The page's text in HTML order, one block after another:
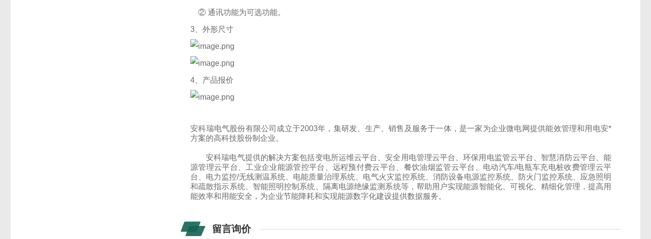
② 通讯功能为可选功能。
3、外形尺寸
4、产品报价
安科瑞电气股份有限公司成立于2003年，集研发、生产、销售及服务于一体，是一家为企业微电网提供能效管理和用电安*
方案的高科技股份制企业。
安科瑞电气提供的解决方案包括变电所运维云平台、安全用电管理云平台、环保用电监管云平台、智慧消防云平台、能
源管理云平台、工业企业能源管控平台、远程预付费云平台、餐饮油烟监管云平台、电动汽车/电瓶车充电桩收费管理云平
台、电力监控/无线测温系统、电能质量治理系统、电气火灾监控系统、消防设备电源监控系统、防火门监控系统、应急照明
和疏散指示系统、智能照明控制系统、隔离电源绝缘监测系统等，帮助用户实现能源智能化、可视化、精细化管理，提高用
能效率和用能安全，为企业节能降耗和实现能源数字化建设提供数据服务。
留言询价